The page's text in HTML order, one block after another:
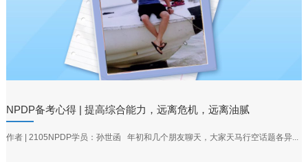
NPDP备考心得 | 提高综合能力，远离危机，远离油腻
作者 | 2105NPDP学员：孙世函 年初和几个朋友聊天，大家天马行空话题各异...